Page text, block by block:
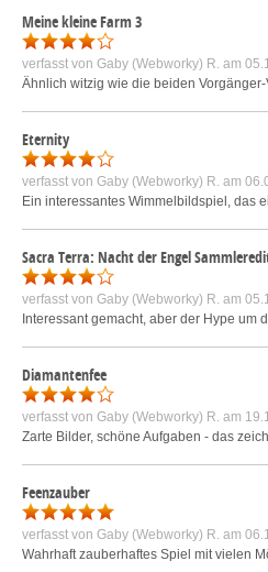
Meine kleine Farm 3
verfasst von Gaby (Webworky) R. am
Ähnlich witzig wie die beiden
Eternity
verfasst von Gaby (Webworky) R. am
Ein interessantes Wimmelbildspiel, das
Sacra Terra: Nacht der Engel
verfasst von Gaby (Webworky) R. am
Interessant gemacht, aber der Hype um
Diamantenfee
verfasst von Gaby (Webworky) R. am
Zarte Bilder, schöne Aufgaben - das
Feenzauber
verfasst von Gaby (Webworky) R. am
Wahrhaft zauberhaftes Spiel mit vielen